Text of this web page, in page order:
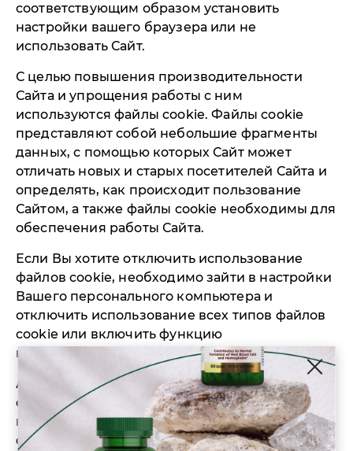
соответствующим образом установить
настройки вашего браузера или не
использовать Сайт.
С целью повышения производительности
Сайта и упрощения работы с ним
используются файлы cookie. Файлы cookie
представляют собой небольшие фрагменты
данных, с помощью которых Сайт может
отличать новых и старых посетителей Сайта и
определять, как происходит пользование
Сайтом, а также файлы cookie необходимы для
обеспечения работы Сайта.
Если Вы хотите отключить использование
файлов cookie, необходимо зайти в настройки
Вашего персонального компьютера и
отключить использование всех типов файлов
cookie или включить функцию
предупреждения при их сохранении.
Администратор Сайта вправе использовать
сервисы для анализа посещаемости Сайта,
которые используют файлы cookie, текстовые
файлы, которые размещаются на вашем